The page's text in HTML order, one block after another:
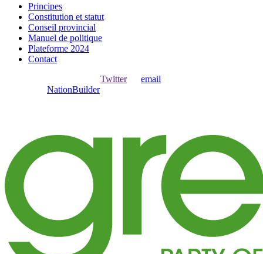
Principes
Constitution et statut
Conseil provincial
Manuel de politique
Plateforme 2024
Contact
Twitterou email
NationBuilder